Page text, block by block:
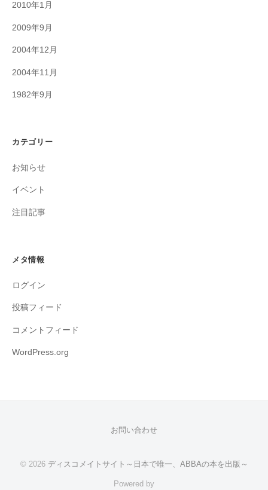
2010年1月
2009年9月
2004年12月
2004年11月
1982年9月
カテゴリー
お知らせ
イベント
注目記事
メタ情報
ログイン
投稿フィード
コメントフィード
WordPress.org
お問い合わせ
© 2026 ディスコメイトサイト～日本で唯一、ABBAの本を出版～
Powered by